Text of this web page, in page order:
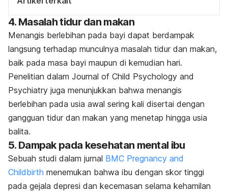
4. Masalah tidur dan makan
Menangis berlebihan pada bayi dapat berdampak
langsung terhadap munculnya masalah tidur dan makan,
baik pada masa bayi maupun di kemudian hari.
Penelitian dalam Journal of Child Psychology and
Psychiatry juga menunjukkan bahwa menangis
berlebihan pada usia awal sering kali disertai dengan
gangguan tidur dan makan yang menetap hingga usia
balita.
5. Dampak pada kesehatan mental ibu
Sebuah studi dalam jurnal BMC Pregnancy and
Childbirth menemukan bahwa ibu dengan skor tinggi
pada gejala depresi dan kecemasan selama kehamilan